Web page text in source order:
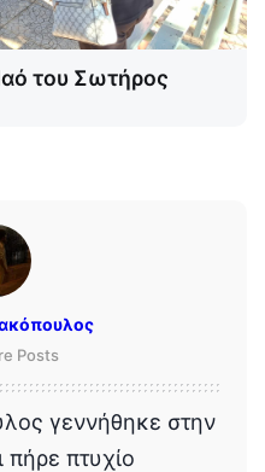
του Σωτήρος
Posts
γεννήθηκε στην
πτυχίο